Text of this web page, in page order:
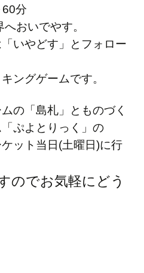
60分
おいでやす。
いやどす」とフォロー
ングゲームです。
の「島札」とものづく
ぷよとりっく」の
ット当日(土曜日)に行
のでお気軽にどう